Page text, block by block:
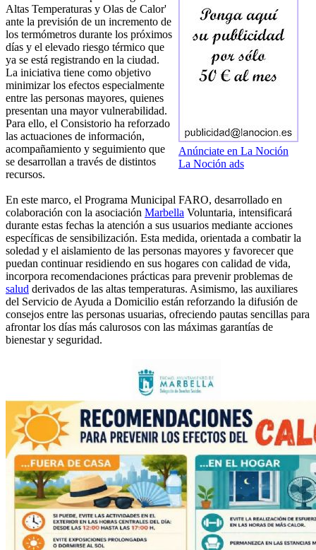
Anúnciate en La Noción
La Noción ads
Altas Temperaturas y Olas de Calor'
ante la previsión de un incremento de
los termómetros durante los próximos
días y el elevado riesgo térmico que
ya se está registrando en la ciudad.
La iniciativa tiene como objetivo
minimizar los efectos especialmente
entre las personas mayores, quienes
presentan una mayor vulnerabilidad.
Para ello, el Consistorio ha reforzado
las actuaciones de información,
acompañamiento y seguimiento que
se desarrollan a través de distintos
recursos.
En este marco, el Programa Municipal FARO, desarrollado en
colaboración con la asociación Marbella Voluntaria, intensificará
durante estas fechas la atención a sus usuarios mediante acciones
específicas de sensibilización. Esta medida, orientada a combatir la
soledad y el aislamiento de las personas mayores y favorecer que
puedan continuar residiendo en sus hogares con calidad de vida,
incorpora recomendaciones prácticas para prevenir problemas de
salud derivados de las altas temperaturas. Asimismo, las auxiliares
del Servicio de Ayuda a Domicilio están reforzando la difusión de
consejos entre las personas usuarias, ofreciendo pautas sencillas para
afrontar los días más calurosos con las máximas garantías de
bienestar y seguridad.